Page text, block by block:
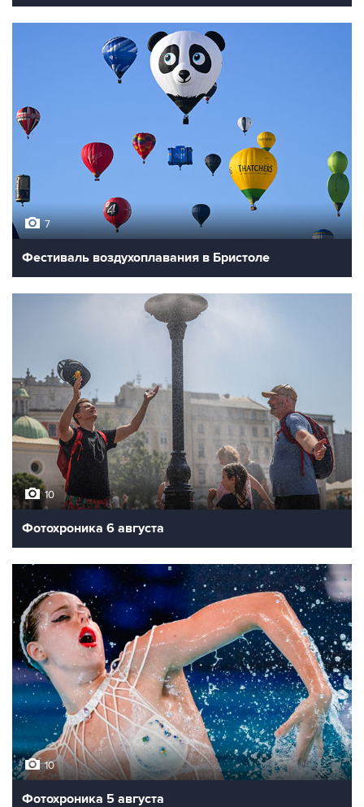
7
Фестиваль воздухоплавания в Бристоле
10
Фотохроника 6 августа
10
Фотохроника 5 августа